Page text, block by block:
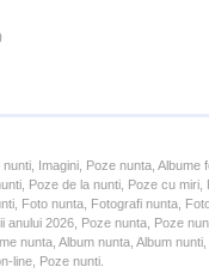
Imagini, Poze nunta, Albume
Poze de la nunti, Poze cu
Foto nunta, Fotografi nunta,
2026, Poze nunta, Poze
nunta, Album nunta, Album
line, Poze nunti.